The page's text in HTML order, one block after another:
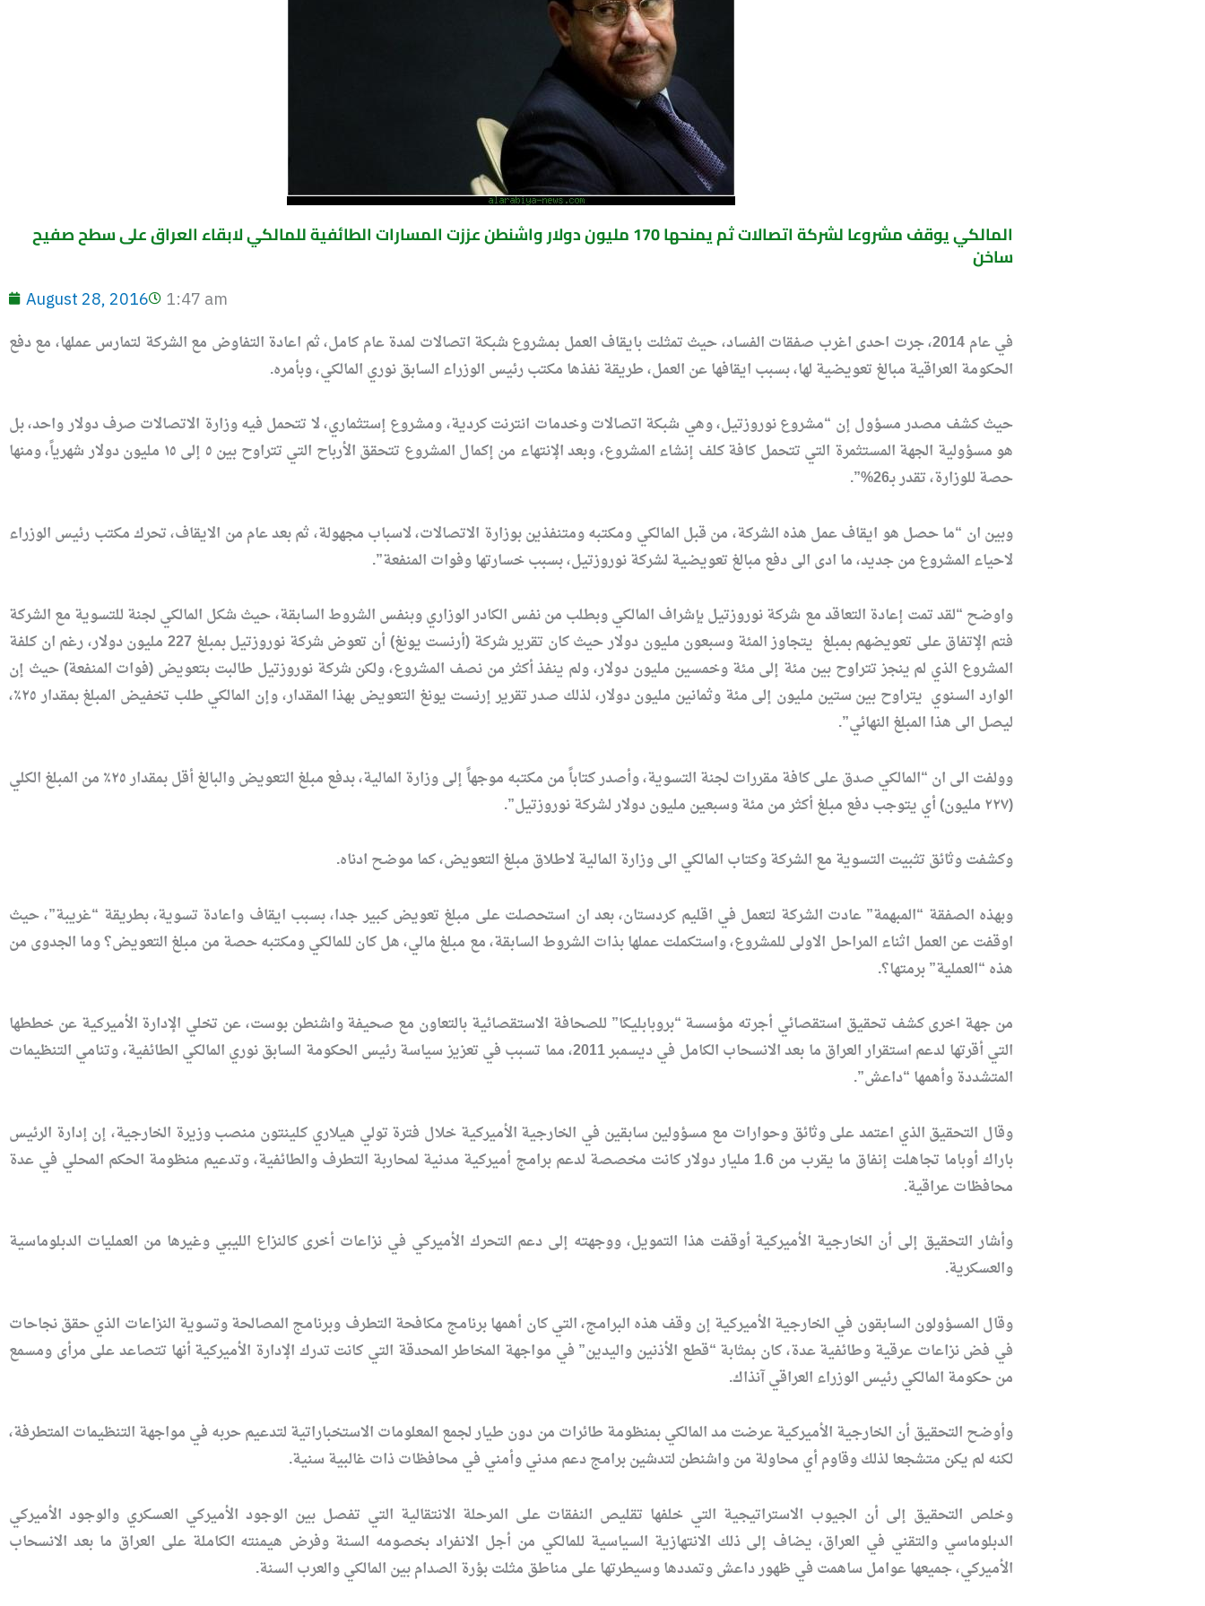
المالكي يوقف مشروعا لشركة اتصالات ثم يمنحها 170 مليون دولار واشنطن عززت المسارات الطائفية للمالكي لابقاء العراق على سطح صفيح
ساخن
August 28, 2016 1:47 am
في عام 2014، جرت احدى اغرب صفقات الفساد، حيث تمثلت بايقاف العمل بمشروع شبكة اتصالات لمدة عام كامل، ثم اعادة التفاوض مع الشركة لتمارس عملها، مع دفع
الحكومة العراقية مبالغ تعويضية لها، بسبب ايقافها عن العمل، طريقة نفذها مكتب رئيس الوزراء السابق نوري المالكي، وبأمره.
حيث كشف مصدر مسؤول إن “مشروع نوروزتيل، وهي شبكة اتصالات وخدمات انترنت كردية، ومشروع إستثماري، لا تتحمل فيه وزارة الاتصالات صرف دولار واحد، بل
هو مسؤولية الجهة المستثمرة التي تتحمل كافة كلف إنشاء المشروع، وبعد الإنتهاء من إكمال المشروع تتحقق الأرباح التي تتراوح بين ٥ إلى ١٥ مليون دولار شهرياً، ومنها
حصة للوزارة، تقدر بـ26%”.
وبين ان “ما حصل هو ايقاف عمل هذه الشركة، من قبل المالكي ومكتبه ومتنفذين بوزارة الاتصالات، لاسباب مجهولة، ثم بعد عام من الايقاف، تحرك مكتب رئيس الوزراء
لاحياء المشروع من جديد، ما ادى الى دفع مبالغ تعويضية لشركة نوروزتيل، بسبب خسارتها وفوات المنفعة”.
واوضح “لقد تمت إعادة التعاقد مع شركة نوروزتيل بإشراف المالكي وبطلب من نفس الكادر الوزاري وبنفس الشروط السابقة، حيث شكل المالكي لجنة للتسوية مع الشركة
فتم الإتفاق على تعويضهم بمبلغ يتجاوز المئة وسبعون مليون دولار حيث كان تقرير شركة (أرنست يونغ) أن تعوض شركة نوروزتيل بمبلغ 227 مليون دولار، رغم ان كلفة
المشروع الذي لم ينجز تتراوح بين مئة إلى مئة وخمسين مليون دولار، ولم ينفذ أكثر من نصف المشروع، ولكن شركة نوروزتيل طالبت بتعويض (فوات المنفعة) حيث إن
الوارد السنوي يتراوح بين ستين مليون إلى مئة وثمانين مليون دولار، لذلك صدر تقرير إرنست يونغ التعويض بهذا المقدار، وإن المالكي طلب تخفيض المبلغ بمقدار ٢٥٪،
ليصل الى هذا المبلغ النهائي”.
وولفت الى ان “المالكي صدق على كافة مقررات لجنة التسوية، وأصدر كتاباً من مكتبه موجهاً إلى وزارة المالية، بدفع مبلغ التعويض والبالغ أقل بمقدار ٢٥٪ من المبلغ الكلي
(٢٢٧ مليون) أي يتوجب دفع مبلغ أكثر من مئة وسبعين مليون دولار لشركة نوروزتيل”.
وكشفت وثائق تثبيت التسوية مع الشركة وكتاب المالكي الى وزارة المالية لاطلاق مبلغ التعويض، كما موضح ادناه.
وبهذه الصفقة “المبهمة” عادت الشركة لتعمل في اقليم كردستان، بعد ان استحصلت على مبلغ تعويض كبير جدا، بسبب ايقاف واعادة تسوية، بطريقة “غريبة”، حيث
اوقفت عن العمل اثناء المراحل الاولى للمشروع، واستكملت عملها بذات الشروط السابقة، مع مبلغ مالي، هل كان للمالكي ومكتبه حصة من مبلغ التعويض؟ وما الجدوى من
هذه “العملية” برمتها؟.
من جهة اخرى كشف تحقيق استقصائي أجرته مؤسسة “بروبابليكا” للصحافة الاستقصائية بالتعاون مع صحيفة واشنطن بوست، عن تخلي الإدارة الأميركية عن خططها
التي أقرتها لدعم استقرار العراق ما بعد الانسحاب الكامل في ديسمبر 2011، مما تسبب في تعزيز سياسة رئيس الحكومة السابق نوري المالكي الطائفية، وتنامي التنظيمات
المتشددة وأهمها “داعش”.
وقال التحقيق الذي اعتمد على وثائق وحوارات مع مسؤولين سابقين في الخارجية الأميركية خلال فترة تولي هيلاري كلينتون منصب وزيرة الخارجية، إن إدارة الرئيس
باراك أوباما تجاهلت إنفاق ما يقرب من 1.6 مليار دولار كانت مخصصة لدعم برامج أميركية مدنية لمحاربة التطرف والطائفية، وتدعيم منظومة الحكم المحلي في عدة
محافظات عراقية.
وأشار التحقيق إلى أن الخارجية الأميركية أوقفت هذا التمويل، ووجهته إلى دعم التحرك الأميركي في نزاعات أخرى كالنزاع الليبي وغيرها من العمليات الدبلوماسية
والعسكرية.
وقال المسؤولون السابقون في الخارجية الأميركية إن وقف هذه البرامج، التي كان أهمها برنامج مكافحة التطرف وبرنامج المصالحة وتسوية النزاعات الذي حقق نجاحات
في فض نزاعات عرقية وطائفية عدة، كان بمثابة “قطع الأذنين واليدين” في مواجهة المخاطر المحدقة التي كانت تدرك الإدارة الأميركية أنها تتصاعد على مرأى ومسمع
من حكومة المالكي رئيس الوزراء العراقي آنذاك.
وأوضح التحقيق أن الخارجية الأميركية عرضت مد المالكي بمنظومة طائرات من دون طيار لجمع المعلومات الاستخباراتية لتدعيم حربه في مواجهة التنظيمات المتطرفة،
لكنه لم يكن متشجعا لذلك وقاوم أي محاولة من واشنطن لتدشين برامج دعم مدني وأمني في محافظات ذات غالبية سنية.
وخلص التحقيق إلى أن الجيوب الاستراتيجية التي خلفها تقليص النفقات على المرحلة الانتقالية التي تفصل بين الوجود الأميركي العسكري والوجود الأميركي
الدبلوماسي والتقني في العراق، يضاف إلى ذلك الانتهازية السياسية للمالكي من أجل الانفراد بخصومه السنة وفرض هيمنته الكاملة على العراق ما بعد الانسحاب
الأميركي، جميعها عوامل ساهمت في ظهور داعش وتمددها وسيطرتها على مناطق مثلت بؤرة الصدام بين المالكي والعرب السنة.